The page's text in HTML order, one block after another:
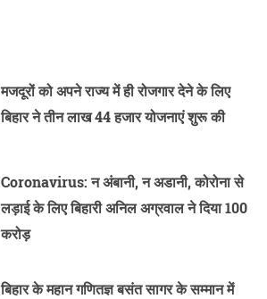
मजदूरों को अपने राज्य में ही रोजगार देने के लिए
बिहार ने तीन लाख 44 हजार योजनाएं शुरू की
Coronavirus: न अंबानी, न अडानी, कोरोना से
लड़ाई के लिए बिहारी अनिल अग्रवाल ने दिया 100
करोड़
बिहार के महान गणितज्ञ बसंत सागर के सम्मान में